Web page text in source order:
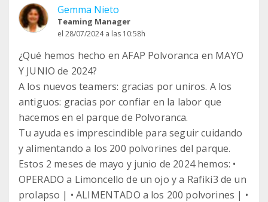
Gemma Nieto
Teaming Manager
el 28/07/2024 a las 10:58h
¿Qué hemos hecho en AFAP Polvoranca en MAYO
Y JUNIO de 2024?
A los nuevos teamers: gracias por uniros. A los
antiguos: gracias por confiar en la labor que
hacemos en el parque de Polvoranca.
Tu ayuda es imprescindible para seguir cuidando
y alimentando a los 200 polvorines del parque.
Estos 2 meses de mayo y junio de 2024 hemos: •
OPERADO a Limoncello de un ojo y a Rafiki3 de un
prolapso | • ALIMENTADO a los 200 polvorines | •